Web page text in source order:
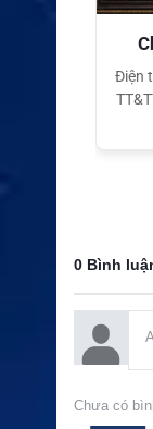
Điện
0 Bình
Chưa có